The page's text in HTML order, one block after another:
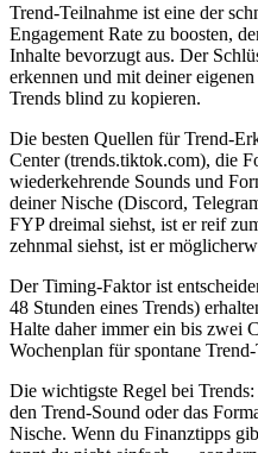
Trend-Teilnahme ist eine der
Engagement Rate zu boosten,
Inhalte bevorzugt aus. Der
erkennen und mit deiner
Trends blind zu kopieren.
Die besten Quellen für Trend-
Center (trends.tiktok.com), die
wiederkehrende Sounds und
deiner Nische (Discord,
FYP dreimal siehst, ist er reif
zehnmal siehst, ist er
Der Timing-Faktor ist
48 Stunden eines Trends)
Halte daher immer ein bis zwei
Wochenplan für spontane
Die wichtigste Regel bei
den Trend-Sound oder das
Nische. Wenn du Finanztipps